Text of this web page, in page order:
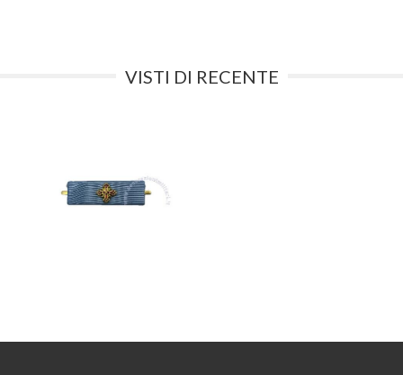
VISTI DI RECENTE